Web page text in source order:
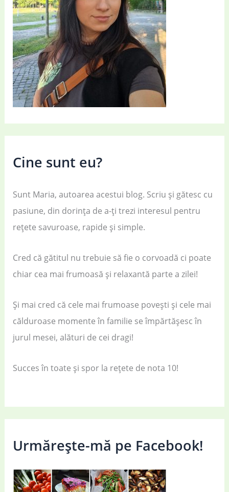
Cine sunt eu?
Sunt Maria, autoarea acestui blog. Scriu și gătesc cu
pasiune, din dorința de a-ți trezi interesul pentru
rețete savuroase, rapide și simple.
Cred că gătitul nu trebuie să fie o corvoadă ci poate
chiar cea mai frumoasă și relaxantă parte a zilei!
Și mai cred că cele mai frumoase povești și cele mai
călduroase momente în familie se împărtășesc în
jurul mesei, alături de cei dragi!
Succes în toate și spor la rețete de nota 10!
Urmărește-mă pe Facebook!